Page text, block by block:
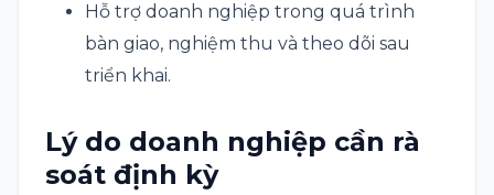
Hỗ trợ doanh nghiệp trong quá trình
bàn giao, nghiệm thu và theo dõi sau
triển khai.
Lý do doanh nghiệp cần rà
soát định kỳ